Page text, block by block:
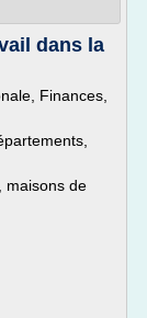
dans la
Finances,
maisons de